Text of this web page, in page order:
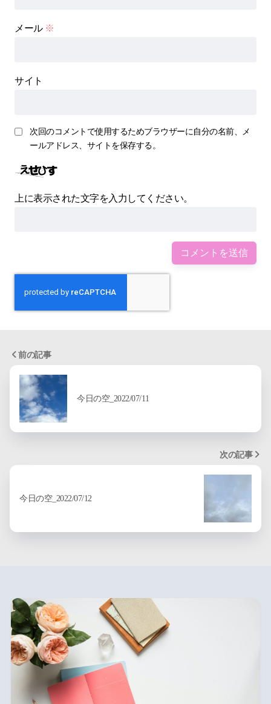
メール ※
サイト
次回のコメントで使用するためブラウザーに自分の名前、メ
ールアドレス、サイトを保存する。
上に表示された文字を入力してください。
前の記事
今日の空_2022/07/11
次の記事
今日の空_2022/07/12